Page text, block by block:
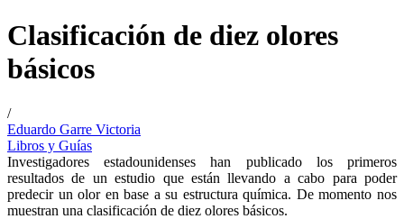
Clasificación de diez olores
básicos
/
Eduardo Garre Victoria
Libros y Guías
Investigadores estadounidenses han publicado los primeros
resultados de un estudio que están llevando a cabo para poder
predecir un olor en base a su estructura química. De momento nos
muestran una clasificación de diez olores básicos.